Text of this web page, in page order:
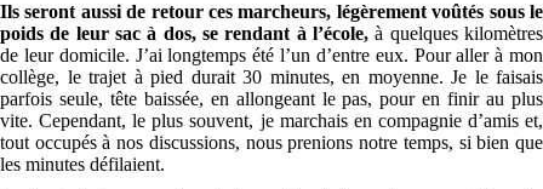
Ils seront aussi de retour ces marcheurs, légèrement voûtés sous le
poids de leur sac à dos, se rendant à l’école, à quelques kilomètres
de leur domicile. J’ai longtemps été l’un d’entre eux. Pour aller à mon
collège, le trajet à pied durait 30 minutes, en moyenne. Je le faisais
parfois seule, tête baissée, en allongeant le pas, pour en finir au plus
vite. Cependant, le plus souvent, je marchais en compagnie d’amis et,
tout occupés à nos discussions, nous prenions notre temps, si bien que
les minutes défilaient.